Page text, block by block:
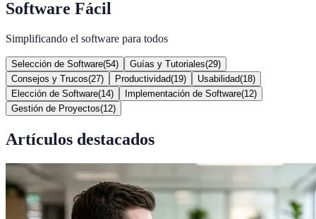
Software Fácil
Simplificando el software para todos
Selección de Software(54) Guías y Tutoriales(29)
Consejos y Trucos(27) Productividad(19) Usabilidad(18)
Elección de Software(14) Implementación de Software(12)
Gestión de Proyectos(12)
Artículos destacados